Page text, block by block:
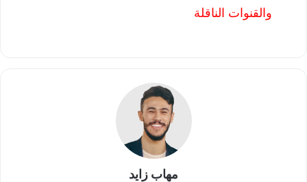
والقنوات الناقلة
مهاب زايد